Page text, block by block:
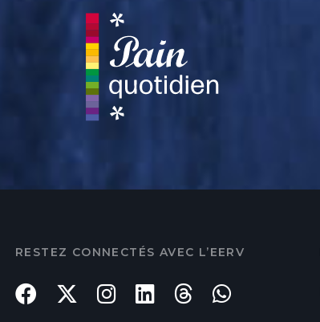
RESTEZ CONNECTÉS AVEC L’EERV